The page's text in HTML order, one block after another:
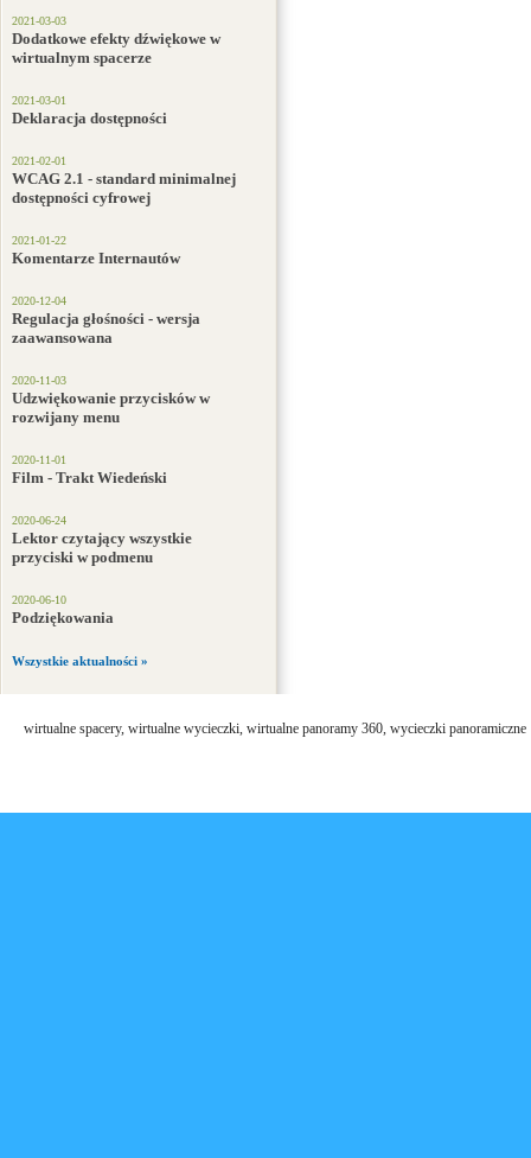
2021-03-03
Dodatkowe efekty dźwiękowe w
wirtualnym spacerze
2021-03-01
Deklaracja dostępności
2021-02-01
WCAG 2.1 - standard minimalnej
dostępności cyfrowej
2021-01-22
Komentarze Internautów
2020-12-04
Regulacja głośności - wersja
zaawansowana
2020-11-03
Udzwiękowanie przycisków w
rozwijany menu
2020-11-01
Film - Trakt Wiedeński
2020-06-24
Lektor czytający wszystkie
przyciski w podmenu
2020-06-10
Podziękowania
Wszystkie aktualności »
wirtualne spacery, wirtualne wycieczki, wirtualne panoramy 360, wycieczki panoramiczne